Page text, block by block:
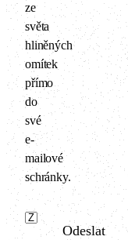
ze
světa
hliněných
omítek
přímo
do
své
e-
mailové
schránky.
Odeslat